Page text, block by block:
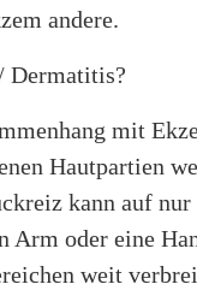
andere.
Dermatitis?
mit
Hautpartien
kann auf nur
Arm oder eine
weit